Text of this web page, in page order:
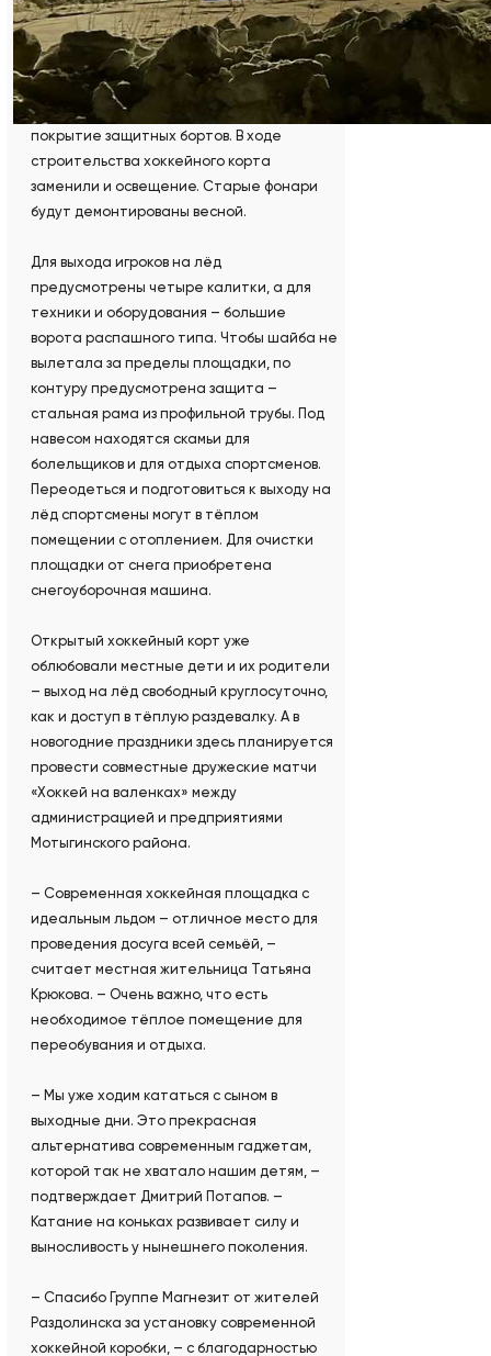
панели защитных бортов и перила
выполнены из цельного
стеклопластикового материала, без швов
и зазоров. Такая технология гарантирует
более качественное и безопасное
покрытие защитных бортов. В ходе
строительства хоккейного корта
заменили и освещение. Старые фонари
будут демонтированы весной.
Для выхода игроков на лёд
предусмотрены четыре калитки, а для
техники и оборудования – большие
ворота распашного типа. Чтобы шайба не
вылетала за пределы площадки, по
контуру предусмотрена защита –
стальная рама из профильной трубы. Под
навесом находятся скамьи для
болельщиков и для отдыха спортсменов.
Переодеться и подготовиться к выходу на
лёд спортсмены могут в тёплом
помещении с отоплением. Для очистки
площадки от снега приобретена
снегоуборочная машина.
Открытый хоккейный корт уже
облюбовали местные дети и их родители
– выход на лёд свободный круглосуточно,
как и доступ в тёплую раздевалку. А в
новогодние праздники здесь планируется
провести совместные дружеские матчи
«Хоккей на валенках» между
администрацией и предприятиями
Мотыгинского района.
– Современная хоккейная площадка с
идеальным льдом – отличное место для
проведения досуга всей семьёй, –
считает местная жительница Татьяна
Крюкова. – Очень важно, что есть
необходимое тёплое помещение для
переобувания и отдыха.
– Мы уже ходим кататься с сыном в
выходные дни. Это прекрасная
альтернатива современным гаджетам,
которой так не хватало нашим детям, –
подтверждает Дмитрий Потапов. –
Катание на коньках развивает силу и
выносливость у нынешнего поколения.
– Спасибо Группе Магнезит от жителей
Раздолинска за установку современной
хоккейной коробки, – с благодарностью